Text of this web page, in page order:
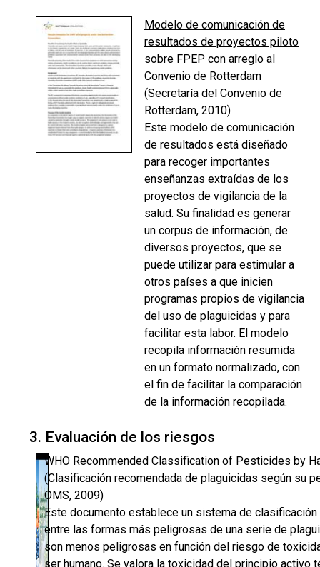
Modelo de comunicación de
resultados de proyectos piloto
sobre FPEP con arreglo al
Convenio de Rotterdam
(Secretaría del Convenio de
Rotterdam, 2010)
Este modelo de comunicación
de resultados está diseñado
para recoger importantes
enseñanzas extraídas de los
proyectos de vigilancia de la
salud. Su finalidad es generar
un corpus de información, de
diversos proyectos, que se
puede utilizar para estimular a
otros países a que inicien
programas propios de vigilancia
del uso de plaguicidas y para
facilitar esta labor. El modelo
recopila información resumida
en un formato normalizado, con
el fin de facilitar la comparación
de la información recopilada.
3. Evaluación de los riesgos
WHO Recommended Classification of Pesticides by
(Clasificación recomendada de plaguicidas según su
OMS, 2009)
Este documento establece un sistema de
entre las formas más peligrosas de una serie de
son menos peligrosas en función del riesgo de
ser humano. Se valora la toxicidad del principio activo